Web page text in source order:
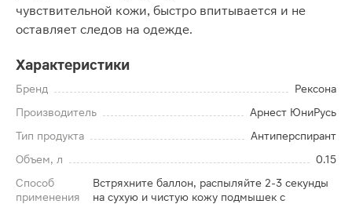
чувствительной кожи, быстро впитывается и не
оставляет следов на одежде.
Характеристики
Бренд
Рексона
Производитель
Арнест ЮниРусь
Тип продукта
Антиперспирант
Объем, л
0.15
Способ
применения
Встряхните баллон, распыляйте 2-3 секунды
на сухую и чистую кожу подмышек с